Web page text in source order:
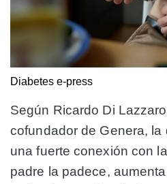
Diabetes e-press
Según Ricardo Di
cofundador de Genera, la
una fuerte conexión con
padre la padece,